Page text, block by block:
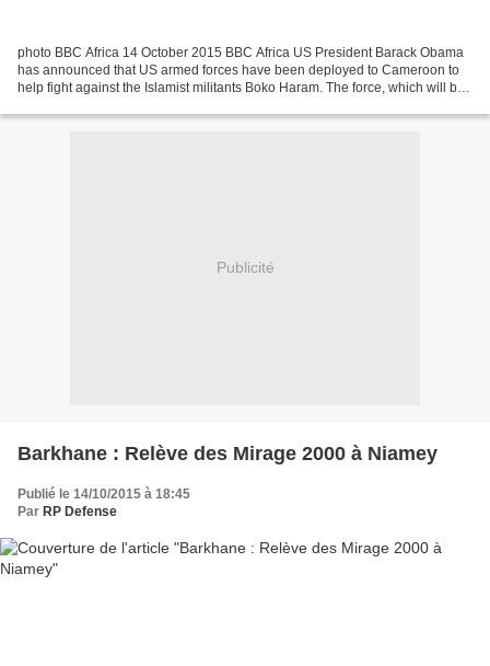
photo BBC Africa 14 October 2015 BBC Africa US President Barack Obama
has announced that US armed forces have been deployed to Cameroon to
help fight against the Islamist militants Boko Haram. The force, which will be
Publicité
Barkhane : Relève des Mirage 2000 à Niamey
Publié le 14/10/2015 à 18:45
Par RP Defense